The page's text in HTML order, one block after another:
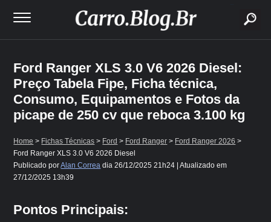
Ford Ranger XLS 3.0 V6 2026 Diesel:
Preço Tabela Fipe, Ficha técnica,
Consumo, Equipamentos e Fotos da
picape de 250 cv que reboca 3.100 kg
Home > Fichas Técnicas > Ford > Ford Ranger > Ford Ranger 2026 >
Ford Ranger XLS 3.0 V6 2026 Diesel
Publicado porAlan Correa dia26/12/2025 21h24 | Atualizado em
27/12/2025 13h39
Pontos Principais: